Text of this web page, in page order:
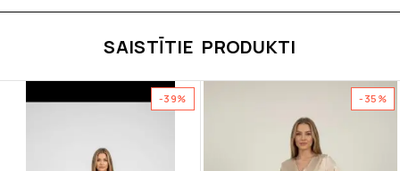
SAISTĪTIE PRODUKTI
-39% -35%